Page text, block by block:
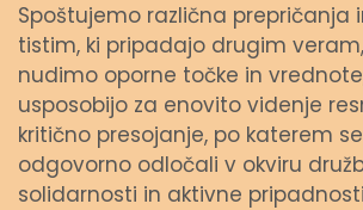
Spoštujemo različna prepričanja
tistim, ki pripadajo drugim
nudimo oporne točke in
usposobijo za enovito videnje
kritično presojanje, po katerem
odgovorno odločali v okviru
solidarnosti in aktivne